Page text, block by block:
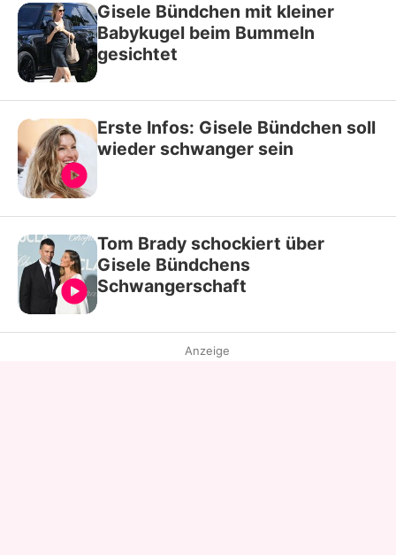
Gisele Bündchen mit kleiner
Babykugel beim Bummeln
gesichtet
Erste Infos: Gisele Bündchen soll
wieder schwanger sein
Tom Brady schockiert über
Gisele Bündchens
Schwangerschaft
Anzeige